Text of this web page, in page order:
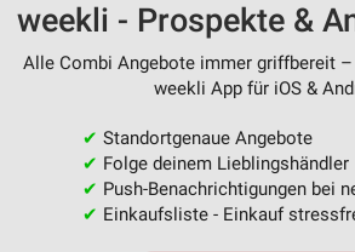
weekli - Prospekte &
Alle Combi Angebote immer griffbereit
weekli App für iOS &
✔ Standortgenaue Angebote
✔ Folge deinem Lieblingshändler
✔ Push-Benachrichtigungen bei
✔ Einkaufsliste - Einkauf